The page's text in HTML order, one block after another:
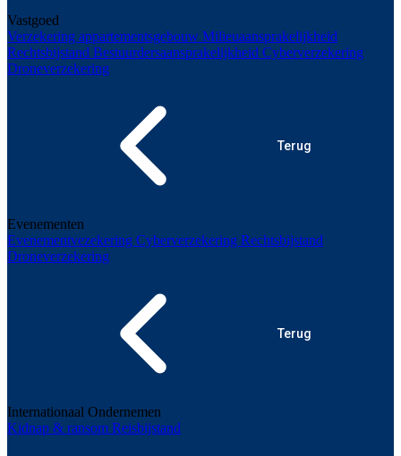
Vastgoed
Verzekering appartementsgebouw Milieuaansprakelijkheid
Rechtsbijstand Bestuurdersaansprakelijkheid Cyberverzekering
Droneverzekering
Terug
Evenementen
Evenementvezekering Cyberverzekering Rechtsbijstand
Droneverzekering
Terug
Internationaal Ondernemen
Kidnap & ransom Reisbijstand